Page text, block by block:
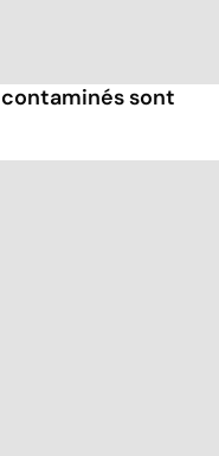
sont